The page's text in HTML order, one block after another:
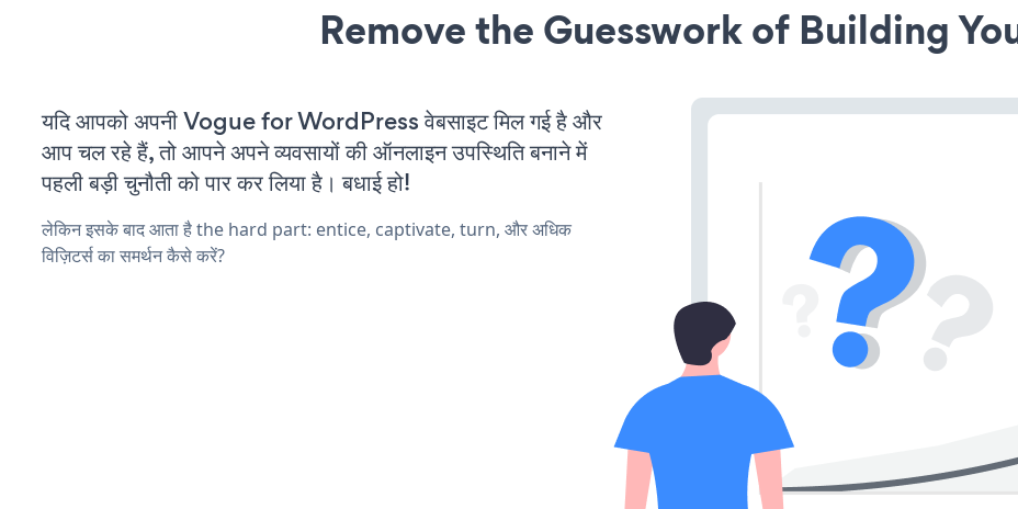
Remove the Guesswork of Building
यदि आपको अपनी Vogue for WordPress वेबसाइट मिल गई है और
आप चल रहे हैं, तो आपने अपने व्यवसायों की ऑनलाइन उपस्थिति बनाने में
पहली बड़ी चुनौती को पार कर लिया है। बधाई हो!
लेकिन इसके बाद आता है the hard part: entice, captivate, turn, और अधिक
विज़िटर्स का समर्थन कैसे करें?